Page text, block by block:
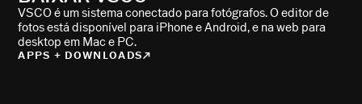
VSCO é um sistema conectado para fotógrafos. O editor de
fotos está disponível para iPhone e Android, e na web para
desktop em Mac e PC.
APPS + DOWNLOADS